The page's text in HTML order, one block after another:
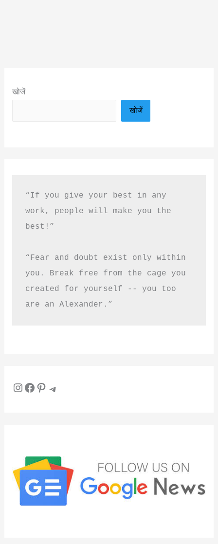
खोजें
खोजें
“If you give your best in any
work, people will make you the
best!”
“Fear and doubt exist only within
you. Break free from the cage you
created for yourself -- you too
are an Alexander.”
InstagramFacebook Pinterest Telegram